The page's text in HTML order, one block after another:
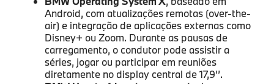
Android, com atualizações remotas (over-the-
air) e integração de aplicações externas como
Disney+ ou Zoom. Durante as pausas de
carregamento, o condutor pode assistir a
séries, jogar ou participar em reuniões
diretamente no display central de 17,9’’.